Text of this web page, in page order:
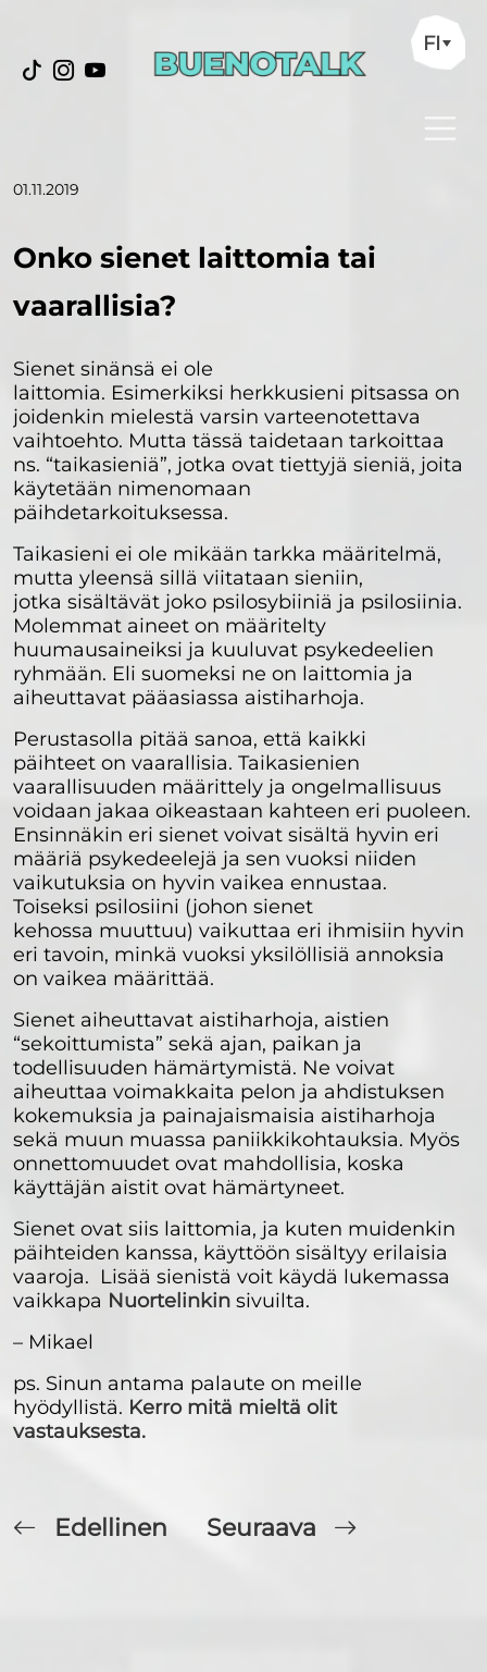
FI
01.11.2019
Onko sienet laittomia tai
vaarallisia?
Sienet sinänsä ei ole
laittomia. Esimerkiksi herkkusieni pitsassa on
joidenkin mielestä varsin varteenotettava
vaihtoehto. Mutta tässä taidetaan tarkoittaa
ns. “taikasieniä”, jotka ovat tiettyjä sieniä, joita
käytetään nimenomaan
päihdetarkoituksessa.
Taikasieni ei ole mikään tarkka määritelmä,
mutta yleensä sillä viitataan sieniin,
jotka sisältävät joko psilosybiiniä ja psilosiinia.
Molemmat aineet on määritelty
huumausaineiksi ja kuuluvat psykedeelien
ryhmään. Eli suomeksi ne on laittomia ja
aiheuttavat pääasiassa aistiharhoja.
Perustasolla pitää sanoa, että kaikki
päihteet on vaarallisia. Taikasienien
vaarallisuuden määrittely ja ongelmallisuus
voidaan jakaa oikeastaan kahteen eri puoleen.
Ensinnäkin eri sienet voivat sisältä hyvin eri
määriä psykedeelejä ja sen vuoksi niiden
vaikutuksia on hyvin vaikea ennustaa.
Toiseksi psilosiini (johon sienet
kehossa muuttuu) vaikuttaa eri ihmisiin hyvin
eri tavoin, minkä vuoksi yksilöllisiä annoksia
on vaikea määrittää.
Sienet aiheuttavat aistiharhoja, aistien
“sekoittumista” sekä ajan, paikan ja
todellisuuden hämärtymistä. Ne voivat
aiheuttaa voimakkaita pelon ja ahdistuksen
kokemuksia ja painajaismaisia aistiharhoja
sekä muun muassa paniikkikohtauksia. Myös
onnettomuudet ovat mahdollisia, koska
käyttäjän aistit ovat hämärtyneet.
Sienet ovat siis laittomia, ja kuten muidenkin
päihteiden kanssa, käyttöön sisältyy erilaisia
vaaroja. Lisää sienistä voit käydä lukemassa
vaikkapa Nuortelinkin sivuilta.
– Mikael
ps. Sinun antama palaute on meille
hyödyllistä. Kerro mitä mieltä olit
vastauksesta.
Edellinen Seuraava